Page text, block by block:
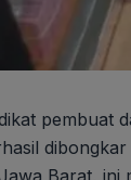
pembuat